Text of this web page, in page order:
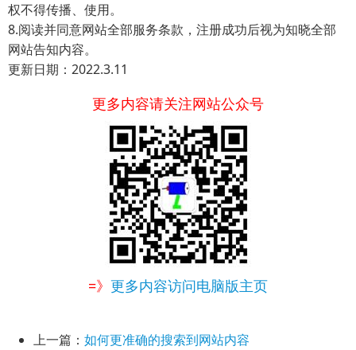
权不得传播、使用。
8.阅读并同意网站全部服务条款，注册成功后视为知晓全部
网站告知内容。
更新日期：2022.3.11
更多内容请关注网站公众号
=》 更多内容访问电脑版主页
上一篇： 如何更准确的搜索到网站内容